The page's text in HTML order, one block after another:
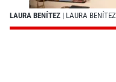
LAURA BENÍTEZ | LAURA BENÍTEZ